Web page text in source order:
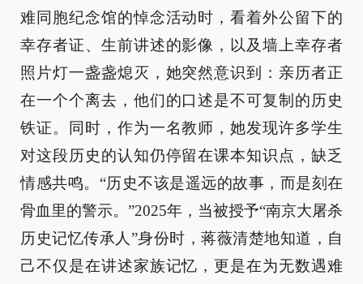
难同胞纪念馆的悼念活动时，看着外公留下的
幸存者证、生前讲述的影像，以及墙上幸存者
照片灯一盏盏熄灭，她突然意识到：亲历者正
在一个个离去，他们的口述是不可复制的历史
铁证。同时，作为一名教师，她发现许多学生
对这段历史的认知仍停留在课本知识点，缺乏
情感共鸣。“历史不该是遥远的故事，而是刻在
骨血里的警示。”2025年，当被授予“南京大屠杀
历史记忆传承人”身份时，蒋薇清楚地知道，自
己不仅是在讲述家族记忆，更是在为无数遇难